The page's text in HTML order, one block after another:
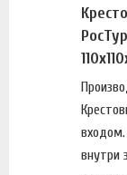
внутри